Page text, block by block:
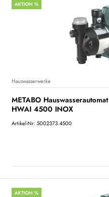
AKTION %
Hauswasserwerke
METABO Hauswasserautomat
HWAI 4500 INOX
Artikel-Nr: 5002373.4500
AKTION %